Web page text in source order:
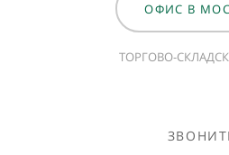
ОФИС В
ТОРГОВО-